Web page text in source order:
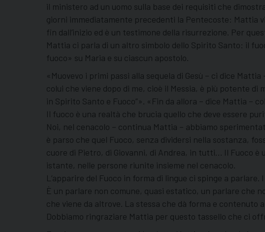
il ministero ad un uomo sulla base dei requisiti che
giorni immediatamente precedenti la Pentecoste: Mattia
fin dall’inizio ed è un testimone della risurrezione. Per
Mattia ci parla di un altro simbolo dello Spirito Santo: il
fuoco» su Maria e su ciascun apostolo.
«Muovevo i primi passi alla sequela di Gesù – ci dice
colui che viene dopo di me, cioè il Messia, è più potente
in Spirito Santo e Fuoco”». «Fin da allora – dice Mattia –
Il fuoco è una realtà che brucia quello che deve essere
Noi, nel cenacolo – continua Mattia – abbiamo
è parso che quel Fuoco, senza dividersi nella sostanza,
cuore di Pietro, di Giovanni, di Andrea, in tutti… Il Fuoco è
istante, nelle persone riunite insieme nel cenacolo.
L’apparire del Fuoco in forma di lingue ci spinge a
È un parlare non comune, quasi estatico, un parlare che
che viene da altrove. La stessa che dà forma e contenuto
Dobbiamo ringraziare Mattia per questo tassello che ci